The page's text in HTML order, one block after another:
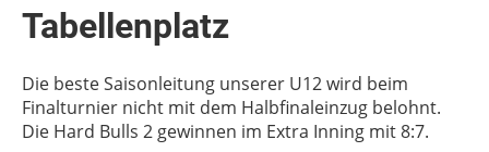
Tabellenplatz
Die beste Saisonleitung unserer U12 wird beim
Finalturnier nicht mit dem Halbfinaleinzug belohnt.
Die Hard Bulls 2 gewinnen im Extra Inning mit 8:7.